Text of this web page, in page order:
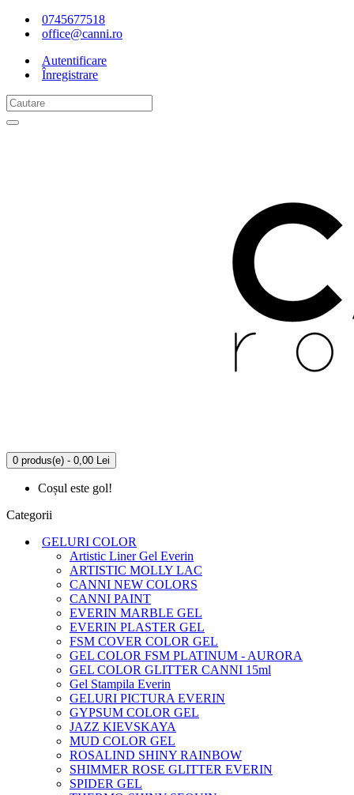
0745677518
office@canni.ro
Autentificare
Înregistrare
0 produs(e) - 0,00 Lei
Coșul este gol!
Categorii
GELURI COLOR
Artistic Liner Gel Everin
ARTISTIC MOLLY LAC
CANNI NEW COLORS
CANNI PAINT
EVERIN MARBLE GEL
EVERIN PLASTER GEL
FSM COVER COLOR GEL
GEL COLOR FSM PLATINUM - AURORA
GEL COLOR GLITTER CANNI 15ml
Gel Stampila Everin
GELURI PICTURA EVERIN
GYPSUM COLOR GEL
JAZZ KIEVSKAYA
MUD COLOR GEL
ROSALIND SHINY RAINBOW
SHIMMER ROSE GLITTER EVERIN
SPIDER GEL